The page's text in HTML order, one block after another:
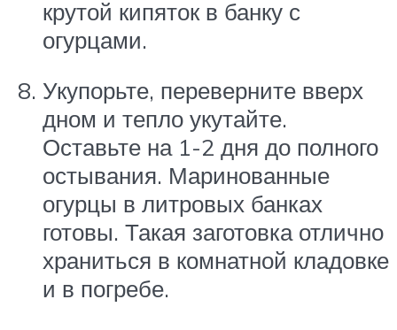
крутой кипяток в банку с
огурцами.
Укупорьте, переверните вверх
дном и тепло укутайте.
Оставьте на 1-2 дня до полного
остывания. Маринованные
огурцы в литровых банках
готовы. Такая заготовка отлично
храниться в комнатной кладовке
и в погребе.